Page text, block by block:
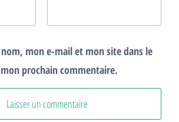
mon e-mail et mon site dans le
prochain commentaire.